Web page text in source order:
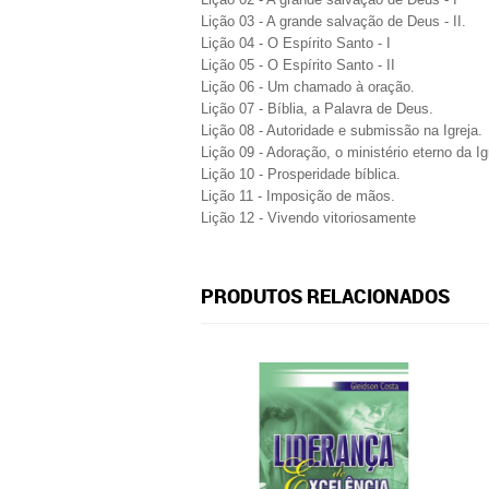
Lição 03 - A grande salvação de Deus - II.
Lição 04 - O Espírito Santo - I
Lição 05 - O Espírito Santo - II
Lição 06 - Um chamado à oração.
Lição 07 - Bíblia, a Palavra de Deus.
Lição 08 - Autoridade e submissão na Igreja.
Lição 09 - Adoração, o ministério eterno da
Lição 10 - Prosperidade bíblica.
Lição 11 - Imposição de mãos.
Lição 12 - Vivendo vitoriosamente
PRODUTOS RELACIONADOS